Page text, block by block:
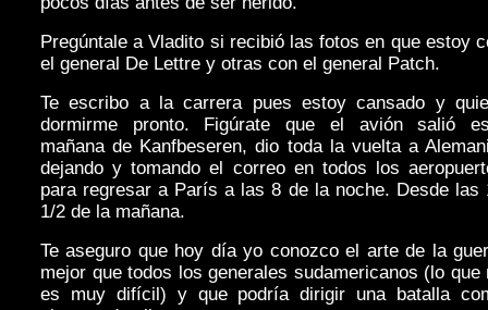
Pregúntale a Vladito si recibió las fotos en que estoy
el general De Lettre y otras con el general Patch.
Te escribo a la carrera pues estoy cansado y
dormirme pronto. Figúrate que el avión salió
mañana de Kanfbeseren, dio toda la vuelta a
dejando y tomando el correo en todos los
para regresar a París a las 8 de la noche. Desde las
1/2 de la mañana.
Te aseguro que hoy día yo conozco el arte de la
mejor que todos los generales sudamericanos (lo que
es muy difícil) y que podría dirigir una batalla